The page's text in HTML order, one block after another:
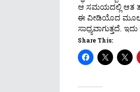
ಆ ಸಮಯದಲ್ಲಿ ಆತ
ಈ ವೀಡಿಯೊದ
ಸಾಧ್ಯವಾಗುತ್ತದೆ.
Share This: